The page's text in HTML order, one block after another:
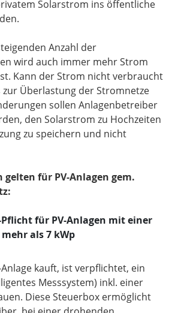
Solarstrom ins öffentliche
Anzahl der
wird auch immer mehr Strom
Kann der Strom nicht verbraucht
zur Überlastung der Stromnetze
sollen Anlagenbetreiber
den Solarstrom zu Hochzeiten
zu speichern und nicht
gelten für PV-Anlagen gem.
für PV-Anlagen mit einer
als 7 kWp
kauft, ist verpflichtet, ein
Messsystem) inkl. einer
Diese Steuerbox ermöglicht